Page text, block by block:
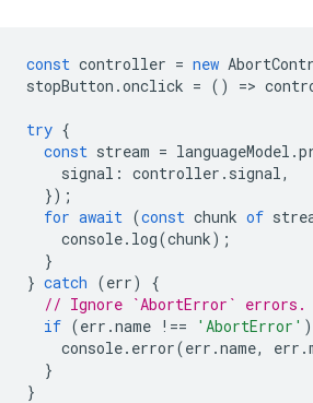
const controller = new
stopButton .onclick = () =>
try {
const stream = languageModel .
signal : controller . signal,
});
for await (const chunk of
console. log(chunk);
}
} catch (err)
{
// Ignore `AbortError` errors.
if (err .name !== 'AbortError' )
console. error(err .name, err .
}
}